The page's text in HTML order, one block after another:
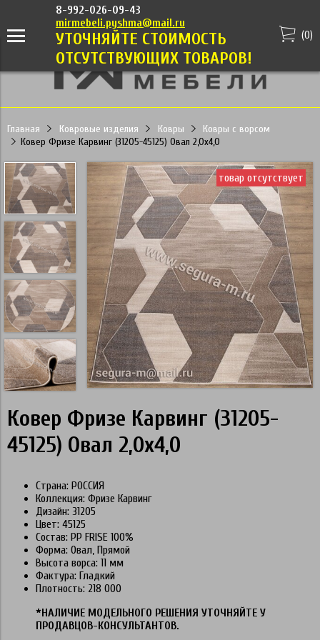
8-992-026-09-43
mirmebeli.pyshma@mail.ru
УТОЧНЯЙТЕ СТОИМОСТЬ
ОТСУТСТВУЮЩИХ ТОВАРОВ!
(0)
Главная Ковровые изделия Ковры
Ковры с ворсом
Ковер Фризе Карвинг (31205-45125) Овал 2,0х4,0
товар отсутствует
Ковер Фризе Карвинг (31205-
45125) Овал 2,0х4,0
Страна: РОССИЯ
Коллекция: Фризе Карвинг
Дизайн: 31205
Цвет: 45125
Состав: PP FRISE 100%
Форма: Овал, Прямой
Высота ворса: 11 мм
Фактура: Гладкий
Плотность: 218 000
*НАЛИЧИЕ МОДЕЛЬНОГО РЕШЕНИЯ УТОЧНЯЙТЕ У
ПРОДАВЦОВ-КОНСУЛЬТАНТОВ.